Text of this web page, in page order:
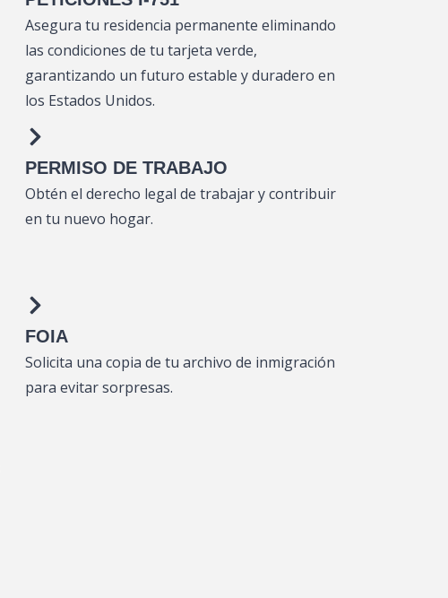
Asegura tu residencia permanente eliminando
las condiciones de tu tarjeta verde,
garantizando un futuro estable y duradero en
los Estados Unidos.
PERMISO DE TRABAJO
Obtén el derecho legal de trabajar y contribuir
en tu nuevo hogar.
FOIA
Solicita una copia de tu archivo de inmigración
para evitar sorpresas.